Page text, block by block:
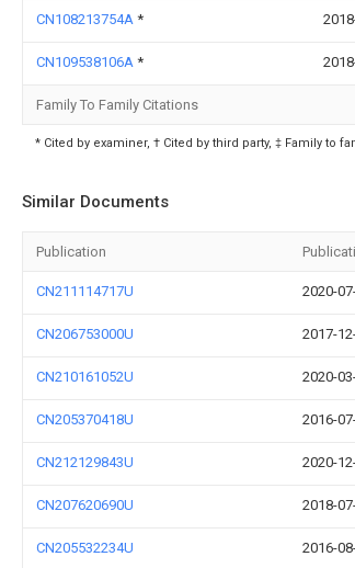
CN108213754A *
CN109538106A *
Family To Family Citations
* Cited by examiner, † Cited by third party, ‡ Family to
Similar Documents
Publication
CN211114717U 2020-
CN206753000U 2017-
CN210161052U 2020-
CN205370418U 2016-
CN212129843U 2020-
CN207620690U 2018-
CN205532234U 2016-